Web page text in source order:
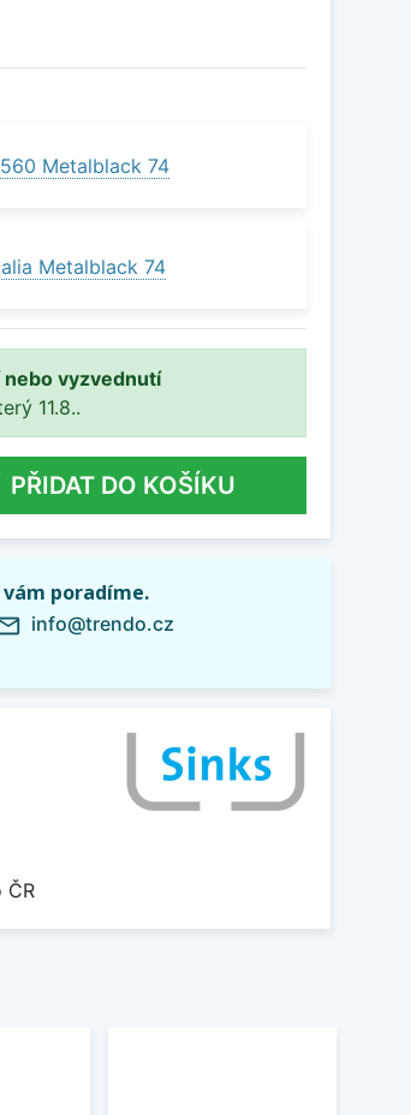
Metalblack 74
Metalblack 74
nebo vyzvednutí
11.8..
PŘIDAT DO KOŠÍKU
poradíme.
info@trendo.cz
ČR